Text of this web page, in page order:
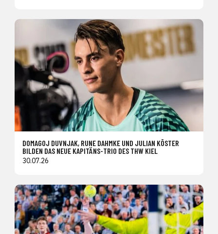
DOMAGOJ DUVNJAK, RUNE DAHMKE UND JULIAN KÖSTER
BILDEN DAS NEUE KAPITÄNS-TRIO DES THW KIEL
30.07.26